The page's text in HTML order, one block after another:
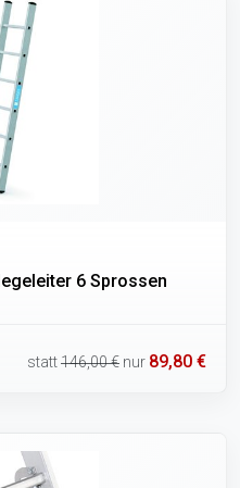
6 Sprossen
statt146,00 € nur 89,80 €